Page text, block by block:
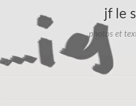
jf le
photos et